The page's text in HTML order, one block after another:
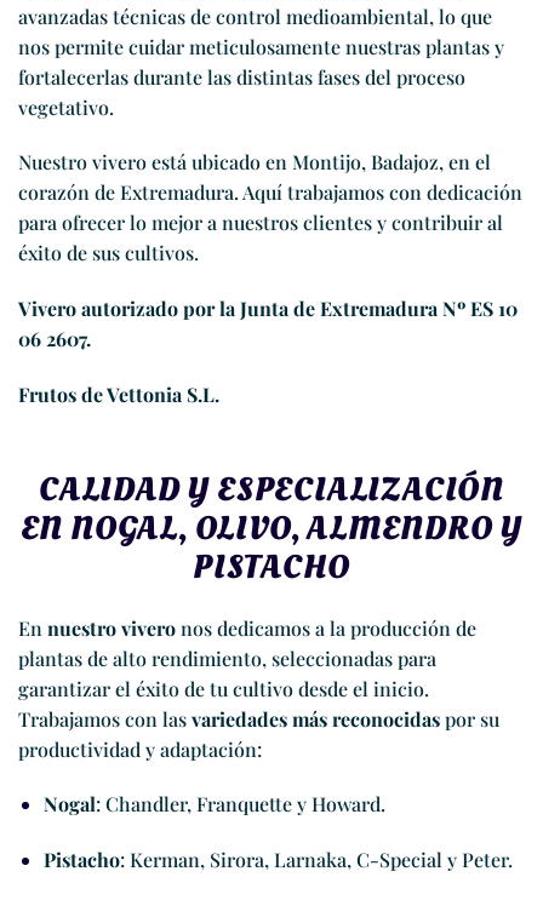
avanzadas técnicas de control medioambiental, lo que
nos permite cuidar meticulosamente nuestras plantas y
fortalecerlas durante las distintas fases del proceso
vegetativo.
Nuestro vivero está ubicado en Montijo, Badajoz, en el
corazón de Extremadura. Aquí trabajamos con dedicación
para ofrecer lo mejor a nuestros clientes y contribuir al
éxito de sus cultivos.
Vivero autorizado por la Junta de Extremadura Nº ES 10
06 2607.
Frutos de Vettonia S.L.
CALIDAD Y ESPECIALIZACIÓN
EN NOGAL, OLIVO, ALMENDRO Y
PISTACHO
En nuestro viveronos dedicamos a la producción de
plantas de alto rendimiento, seleccionadas para
garantizar el éxito de tu cultivo desde el inicio.
Trabajamos con lasvariedades más reconocidaspor su
productividad y adaptación:
Nogal: Chandler, Franquette y Howard.
Pistacho: Kerman, Sirora, Larnaka, C-Special y Peter.